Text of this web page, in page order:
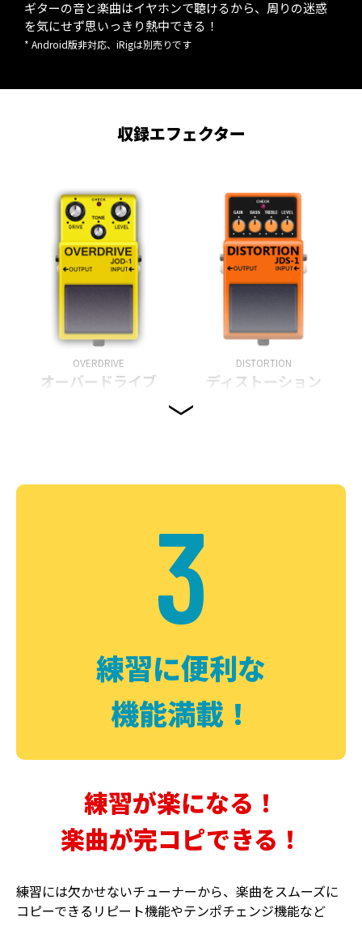
ギターの音と楽曲はイヤホンで聴けるから、周りの迷惑
を気にせず思いっきり熱中できる！
* Android版非対応、iRigは別売りです
収録エフェクター
OVERDRIVE
オーバードライブ
DISTORTION
ディストーション
DELAY PHASER
3
練習に便利な
機能満載！
練習が楽になる！
楽曲が完コピできる！
練習には欠かせないチューナーから、楽曲をスムーズに
コピーできるリピート機能やテンポチェンジ機能など